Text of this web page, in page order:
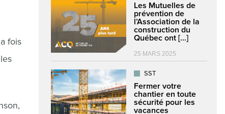
fois
Les Mutuelles de
prévention de
l’Association de la
construction du
Québec ont [...]
25 MARS 2025
SST
Fermer votre
chantier en toute
sécurité pour les
vacances